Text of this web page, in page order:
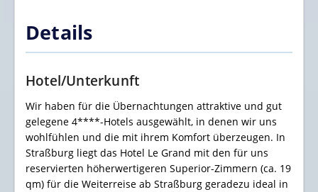
Details
Hotel/Unterkunft
Wir haben für die Übernachtungen attraktive und gut
gelegene 4****-Hotels ausgewählt, in denen wir uns
wohlfühlen und die mit ihrem Komfort überzeugen. In
Straßburg liegt das Hotel Le Grand mit den für uns
reservierten höherwertigeren Superior-Zimmern (ca. 19
qm) für die Weiterreise ab Straßburg geradezu ideal in